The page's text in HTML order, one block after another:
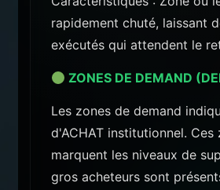
rapidement chuté, laissant
exécutés qui attendent le
ZONES DE DEMAND
Les zones de demand
d'ACHAT institutionnel. Ces
marquent les niveaux de
gros acheteurs sont